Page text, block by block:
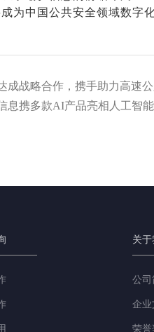
为中国公共安全领域数字
成战略合作，携手助力高速
息携多款AI产品亮相人工智
关于
公司
企业
荣誉